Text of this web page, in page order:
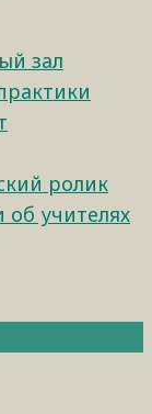
зал
ролик
учителях